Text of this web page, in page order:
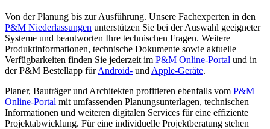
Von der Planung bis zur Ausführung. Unsere Fachexperten in den
P&M Niederlassungen unterstützen Sie bei der Auswahl geeigneter
Systeme und beantworten Ihre technischen Fragen. Weitere
Produktinformationen, technische Dokumente sowie aktuelle
Verfügbarkeiten finden Sie jederzeit im P&M Online-Portal und in
der P&M Bestellapp fürAndroid- und Apple-Geräte.
Planer, Bauträger und Architekten profitieren ebenfalls vom P&M
Online-Portal mit umfassenden Planungsunterlagen, technischen
Informationen und weiteren digitalen Services für eine effiziente
Projektabwicklung. Für eine individuelle Projektberatung stehen